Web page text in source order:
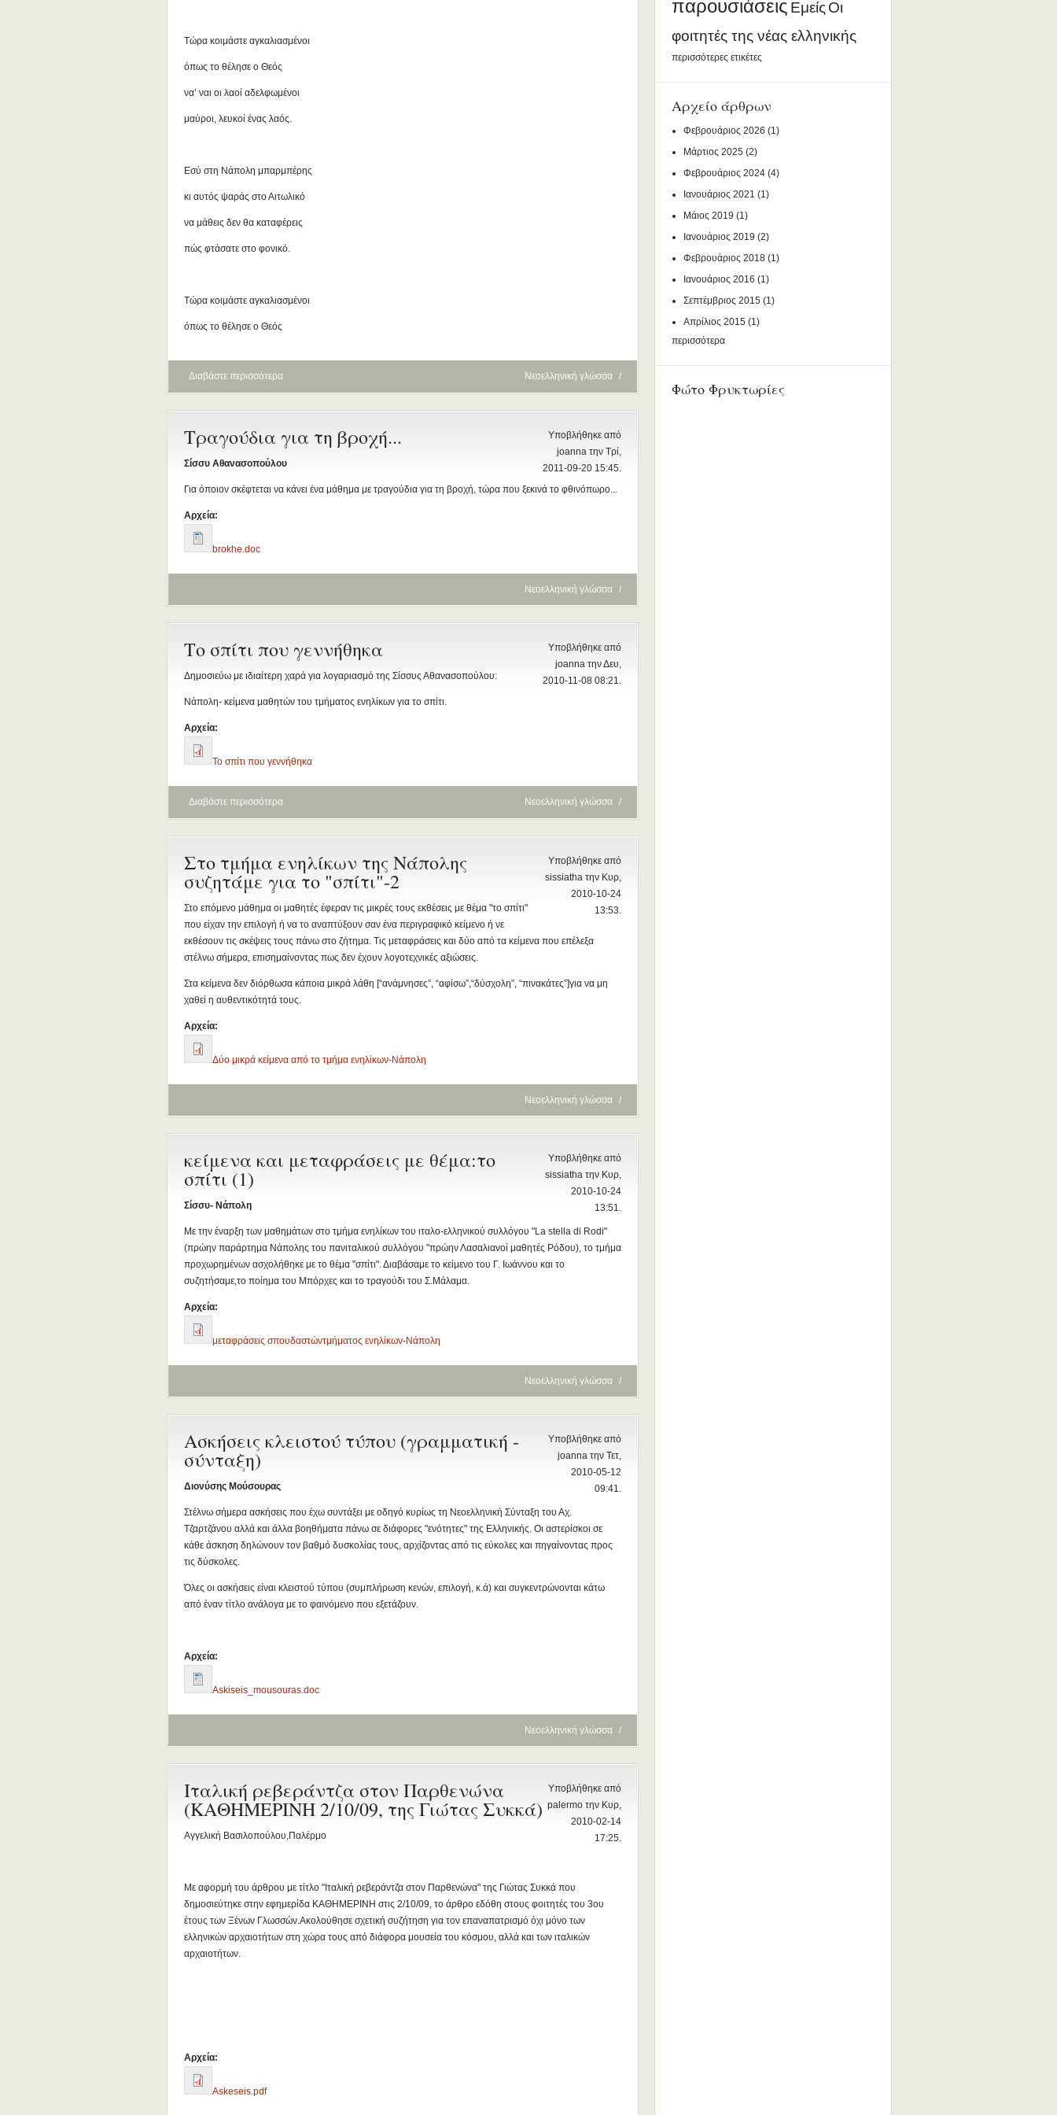
Τώρα κοιμάστε αγκαλιασμένοι
όπως το θέλησε ο Θεός
να’ ναι οι λαοί αδελφωμένοι
μαύροι, λευκοί ένας λαός.
Εσύ στη Νάπολη μπαρμπέρης
κι αυτός ψαράς στο Αιτωλικό
να μάθεις δεν θα καταφέρεις
πώς φτάσατε στο φονικό.
Τώρα κοιμάστε αγκαλιασμένοι
όπως το θέλησε ο Θεός
Νεοελληνική γλώσσα /
Διαβάστε περισσότερα
Υποβλήθηκε από
joanna την Τρί,
2011-09-20 15:45.
Τραγούδια για τη βροχή...
Σίσσυ Αθανασοπούλου
Για όποιον σκέφτεται να κάνει ένα μάθημα με τραγούδια για τη βροχή, τώρα που ξεκινά το φθινόπωρο...
Αρχεία:
brokhe.doc
Νεοελληνική γλώσσα /
Υποβλήθηκε από
joanna την Δευ,
2010-11-08 08:21.
Το σπίτι που γεννήθηκα
Δημοσιεύω με ιδιαίτερη χαρά για λογαριασμό της Σίσσυς Αθανασοπούλου:
Νάπολη- κείμενα μαθητών του τμήματος ενηλίκων για το σπίτι.
Αρχεία:
Το σπίτι που γεννήθηκα
Νεοελληνική γλώσσα /
Διαβάστε περισσότερα
Υποβλήθηκε από
sissiatha την Κυρ,
2010-10-24
13:53.
Στο τμήμα ενηλίκων της Νάπολης
συζητάμε για το "σπίτι"-2
Στο επόμενο μάθημα οι μαθητές έφεραν τις μικρές τους εκθέσεις με θέμα "το σπίτι"
που είχαν την επιλογή ή να το αναπτύξουν σαν ένα περιγραφικό κείμενο ή νε
εκθέσουν τις σκέψεις τους πάνω στο ζήτημα. Τις μεταφράσεις και δύο από τα κείμενα που επέλεξα
στέλνω σήμερα, επισημαίνοντας πως δεν έχουν λογοτεχνικές αξιώσεις.
Στα κείμενα δεν διόρθωσα κάποια μικρά λάθη [“ανάμνησες”, “αφίσω”,“δύσχολη”, “πινακάτες”]για να μη
χαθεί η αυθεντικότητά τους.
Αρχεία:
Δύο μικρά κείμενα από το τμήμα ενηλίκων-Νάπολη
Νεοελληνική γλώσσα /
Υποβλήθηκε από
sissiatha την Κυρ,
2010-10-24
13:51.
κείμενα και μεταφράσεις με θέμα:το
σπίτι (1)
Σίσσυ- Νάπολη
Με την έναρξη των μαθημάτων στο τμήμα ενηλίκων του ιταλο-ελληνικού συλλόγου "La stella di Rodi"
(πρώην παράρτημα Νάπολης του πανιταλικού συλλόγου "πρώην Λασαλιανοί μαθητές Ρόδου), το τμήμα
προχωρημένων ασχολήθηκε με το θέμα "σπίτι". Διαβάσαμε το κείμενο του Γ. Ιωάννου και το
συζητήσαμε,το ποίημα του Μπόρχες και το τραγούδι του Σ.Μάλαμα.
Αρχεία:
μεταφράσεις σπουδαστώντμήματος ενηλίκων-Νάπολη
Νεοελληνική γλώσσα /
Υποβλήθηκε από
joanna την Τετ,
2010-05-12
09:41.
Ασκήσεις κλειστού τύπου (γραμματική -
σύνταξη)
Διονύσης Μούσουρας
Στέλνω σήμερα ασκήσεις που έχω συντάξει με οδηγό κυρίως τη Νεοελληνική Σύνταξη του Αχ.
Τζαρτζάνου αλλά και άλλα βοηθήματα πάνω σε διάφορες "ενότητες" της Ελληνικής. Οι αστερίσκοι σε
κάθε άσκηση δηλώνουν τον βαθμό δυσκολίας τους, αρχίζοντας από τις εύκολες και πηγαίνοντας προς
τις δύσκολες.
Όλες οι ασκήσεις είναι κλειστού τύπου (συμπλήρωση κενών, επιλογή, κ.ά) και συγκεντρώνονται κάτω
από έναν τίτλο ανάλογα με το φαινόμενο που εξετάζουν.
Αρχεία:
Askiseis_mousouras.doc
Νεοελληνική γλώσσα /
Υποβλήθηκε από
palermo την Κυρ,
2010-02-14
17:25.
Ιταλική ρεβεράντζα στον Παρθενώνα
(ΚΑΘΗΜΕΡΙΝΗ 2/10/09, της Γιώτας Συκκά)
Αγγελική Βασιλοπούλου,Παλέρμο
Με αφορμή του άρθρου με τίτλο "Ιταλική ρεβεράντζα στον Παρθενώνα" της Γιώτας Συκκά που
δημοσιεύτηκε στην εφημερίδα ΚΑΘΗΜΕΡΙΝΗ στις 2/10/09, το άρθρο εδόθη στους φοιτητές του 3ου
έτους των Ξένων Γλωσσών.Ακολούθησε σχετική συζήτηση για τον επαναπατρισμό όχι μόνο των
ελληνικών αρχαιοτήτων στη χώρα τους από διάφορα μουσεία του κόσμου, αλλά και των ιταλικών
αρχαιοτήτων.
Αρχεία:
Askeseis.pdf
παρουσιάσεις Εμείς Οι
φοιτητές της νέας ελληνικής
περισσότερες ετικέτες
Αρχείο άρθρων
Φεβρουάριος 2026 (1)
Μάρτιος 2025 (2)
Φεβρουάριος 2024 (4)
Ιανουάριος 2021 (1)
Μάιος 2019 (1)
Ιανουάριος 2019 (2)
Φεβρουάριος 2018 (1)
Ιανουάριος 2016 (1)
Σεπτέμβριος 2015 (1)
Απρίλιος 2015 (1)
περισσότερα
Φώτο Φρυκτωρίες